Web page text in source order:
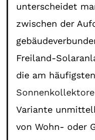
unterscheidet
zwischen der
Freiland-
die am
Variante
von Wohn- oder